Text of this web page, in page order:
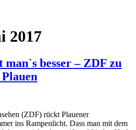
2017
besser – ZDF zu
(ZDF) rückt Plauener
ins Rampenlicht. Dass man mit dem